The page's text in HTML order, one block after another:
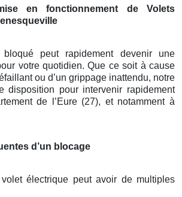
en fonctionnement de Volets
peut rapidement devenir une
votre quotidien. Que ce soit à cause
ou d’un grippage inattendu, notre
disposition pour intervenir rapidement
de l’Eure (27), et notamment à
d’un blocage
volet électrique peut avoir de multiples